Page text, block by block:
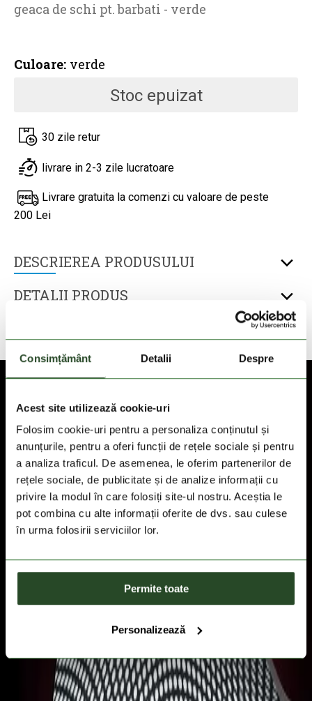
Consimțământ Detalii Despre
Acest site utilizează cookie-uri
Folosim cookie-uri pentru a personaliza conținutul și
anunțurile, pentru a oferi funcții de rețele sociale și pentru
a analiza traficul. De asemenea, le oferim partenerilor de
rețele sociale, de publicitate și de analize informații cu
privire la modul în care folosiți site-ul nostru. Aceștia le
pot combina cu alte informații oferite de dvs. sau culese
în urma folosirii serviciilor lor.
Permite toate
Personalizează
DESCRIEREA PRODUSULUI
DETALII PRODUS
geaca de schi pt. barbati - verde
Culoare: verde
Stoc epuizat
30 zile retur
livrare in 2-3 zile lucratoare
Livrare gratuita la comenzi cu valoare de peste
200 Lei